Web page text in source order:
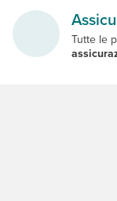
Tutte le